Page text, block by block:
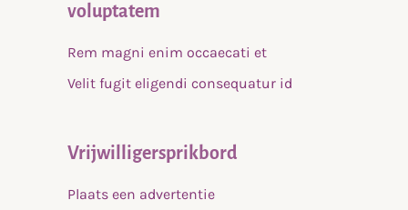
voluptatem
Rem magni enim occaecati et
Velit fugit eligendi consequatur id
Vrijwilligersprikbord
Plaats een advertentie